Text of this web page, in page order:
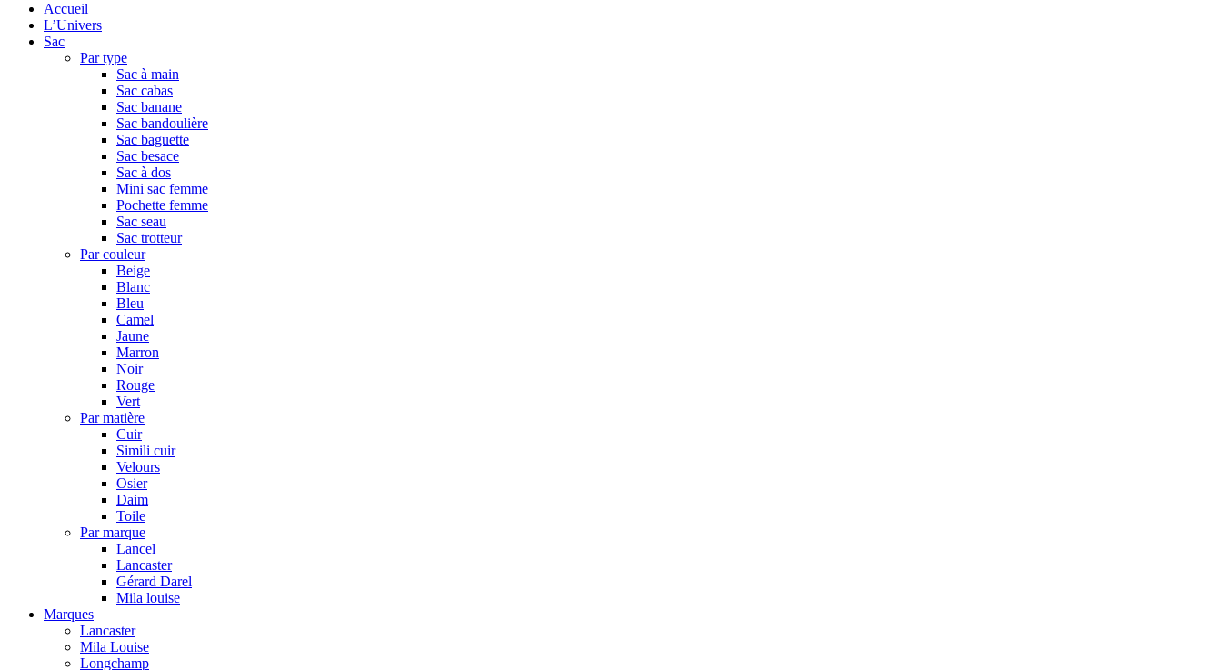
Accueil
L’Univers
Sac
Par type
Sac à main
Sac cabas
Sac banane
Sac bandoulière
Sac baguette
Sac besace
Sac à dos
Mini sac femme
Pochette femme
Sac seau
Sac trotteur
Par couleur
Beige
Blanc
Bleu
Camel
Jaune
Marron
Noir
Rouge
Vert
Par matière
Cuir
Simili cuir
Velours
Osier
Daim
Toile
Par marque
Lancel
Lancaster
Gérard Darel
Mila louise
Marques
Lancaster
Mila Louise
Longchamp